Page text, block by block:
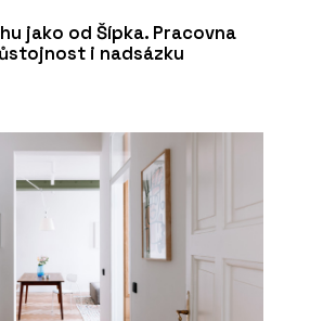
jako od Šípka. Pracovna
i nadsázku